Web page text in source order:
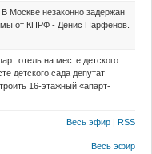
В Москве незаконно задержан
от КПРФ - Денис Парфенов.
отель на месте детского
детского сада депутат
16-этажный «апарт-
Весь эфир| RSS
Весь эфир